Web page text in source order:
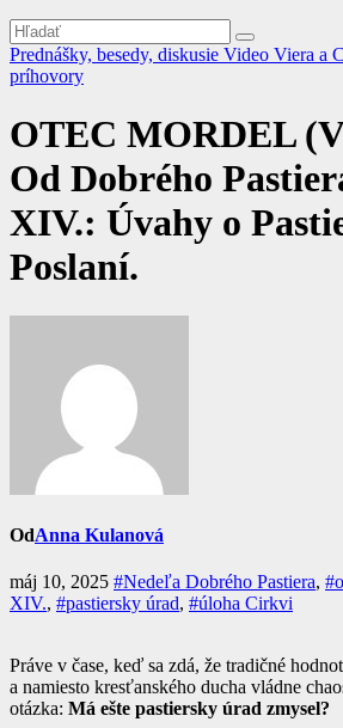
Prednášky, besedy, diskusie Video Viera a
príhovory
OTEC MORDEL
Od Dobrého
XIV.: Úvahy o
Poslaní.
OdAnna Kulanová
máj 10, 2025 #Nedeľa Dobrého Pastiera,
XIV., #pastiersky úrad, #úloha Cirkvi
Práve v čase, keď sa zdá, že tradičné
a namiesto kresťanského ducha vládne
otázka: Má ešte pastiersky úrad zmysel?